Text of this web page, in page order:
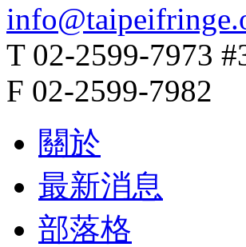
T 02-2599-7973
F 02-2599-7982
關於
最新消息
部落格